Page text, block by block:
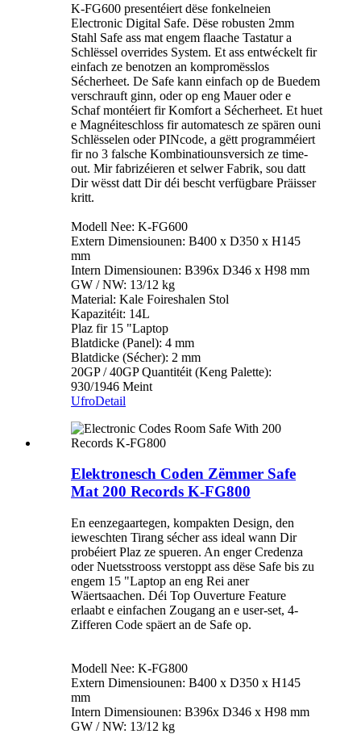
K-FG600 presentéiert dëse fonkelneien
Electronic Digital Safe. Dëse robusten 2mm
Stahl Safe ass mat engem flaache Tastatur a
Schlëssel overrides System. Et ass entwéckelt fir
einfach ze benotzen an kompromësslos
Sécherheet. De Safe kann einfach op de Buedem
verschrauft ginn, oder op eng Mauer oder e
Schaf montéiert fir Komfort a Sécherheet. Et huet
e Magnéiteschloss fir automatesch ze spären ouni
Schlësselen oder PINcode, a gëtt programméiert
fir no 3 falsche Kombinatiounsversich ze time-
out. Mir fabrizéieren et selwer Fabrik, sou datt
Dir wësst datt Dir déi bescht verfügbare Präisser
kritt.
Modell Nee: K-FG600
Extern Dimensiounen: B400 x D350 x H145
mm
Intern Dimensiounen: B396x D346 x H98 mm
GW / NW: 13/12 kg
Material: Kale Foireshalen Stol
Kapazitéit: 14L
Plaz fir 15 "Laptop
Blatdicke (Panel): 4 mm
Blatdicke (Sécher): 2 mm
20GP / 40GP Quantitéit (Keng Palette):
930/1946 Meint
UfroDetail
Elektronesch Coden Zëmmer Safe
Mat 200 Records K-FG800
En eenzegaartegen, kompakten Design, den
ieweschten Tirang sécher ass ideal wann Dir
probéiert Plaz ze spueren. An enger Credenza
oder Nuetsstrooss verstoppt ass dëse Safe bis zu
engem 15 "Laptop an eng Rei aner
Wäertsaachen. Déi Top Ouverture Feature
erlaabt e einfachen Zougang an e user-set, 4-
Zifferen Code späert an de Safe op.
Modell Nee: K-FG800
Extern Dimensiounen: B400 x D350 x H145
mm
Intern Dimensiounen: B396x D346 x H98 mm
GW / NW: 13/12 kg